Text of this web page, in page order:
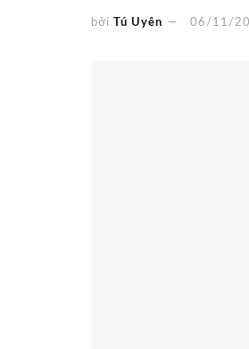
bởi Tú Uyên 06/11/